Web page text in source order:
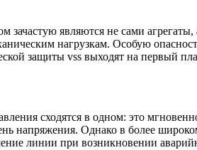
являются не сами
нагрузкам. Особую
защиты vss выходят на первый
сходятся в одном: это
напряжения. Однако в более
линии при возникновении